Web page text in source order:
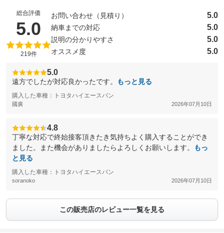
総合評価
5.0 （5点満点中）
219件
お問い合わせ（見積り） 5.0
納車までの対応 5.0
説明の分かりやすさ 5.0
オススメ度 5.0
5.0
遠方でしたが対応良かったです。 もっと見る
購入した車種：トヨタハイエースバン
國廣 2026年07月10日
4.8
丁寧な対応で終始接客頂きたき気持ちよく購入することができ
ました。また機会がありましたらよろしくお願いします。
もっ
と見る
購入した車種：トヨタハイエースバン
soranoko 2026年07月10日
この販売店のレビュー一覧を見る